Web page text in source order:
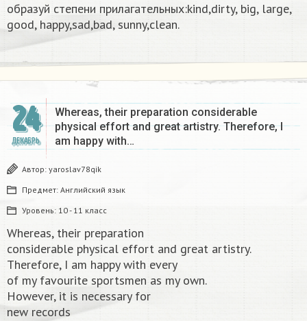
образуй степени прилагательных:kind,dirty, big, large,
good, happy,sad,bad, sunny,clean.​
24
ДЕКАБРЬ
Whereas, their preparation considerable
physical effort and great artistry. Therefore, I
am happy with…
Автор: yaroslav78qik
Предмет: Английский язык
Уровень: 10 - 11 класс
Whereas, their preparation
considerable physical effort and great artistry.
Therefore, I am happy with every
of my favourite sportsmen as my own.
However, it is necessary for
new records​